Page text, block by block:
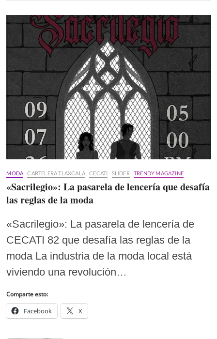
MODA CARTELERA TLAXCALA CECATI SLIDER TRENDY MAGAZINE
«Sacrilegio»: La pasarela de lencería que desafía
las reglas de la moda
«Sacrilegio»: La pasarela de lencería de
CECATI 82 que desafía las reglas de la
moda La industria de la moda local está
viviendo una revolución…
Comparte esto:
Facebook X